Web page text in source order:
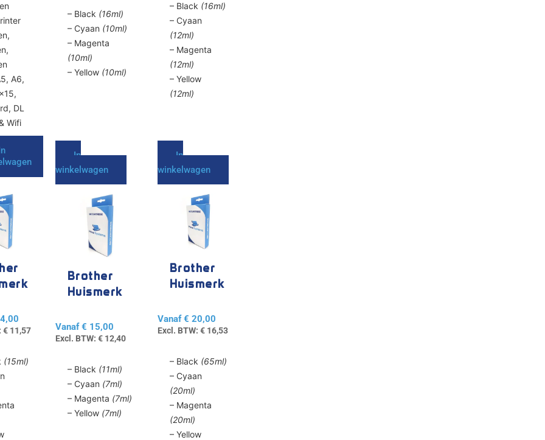
A6,
DL
Wifi
– Black (16ml)
– Cyaan (10ml)
– Magenta
(10ml)
– Yellow (10ml)
In
winkelwagen
productpagina
– Black (16ml)
– Cyaan
(12ml)
– Magenta
(12ml)
– Yellow
(12ml)
In
winkelwagen
productpagina
€ 11,57
(15ml)
Brother
Huismerk
3213
Vanaf€ 15,00
Excl. BTW: €12,40
– Black (11ml)
– Cyaan (7ml)
– Magenta (7ml)
– Yellow (7ml)
product
meerdere
variaties.
Deze
optie
kan
worden
op
productpagina
Brother
Huismerk
3219
Vanaf€ 20,00
Excl. BTW: €16,53
– Black (65ml)
– Cyaan
(20ml)
– Magenta
(20ml)
– Yellow
product
meerdere
Deze
optie
gekozen
worden
productpagina